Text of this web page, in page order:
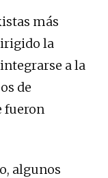
más
la
a la
de
fueron
algunos